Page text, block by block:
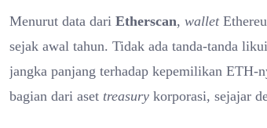
Menurut data dari Etherscan, wallet
sejak awal tahun. Tidak ada tanda-tanda
jangka panjang terhadap kepemilikan
bagian dari aset treasury korporasi, sejajar